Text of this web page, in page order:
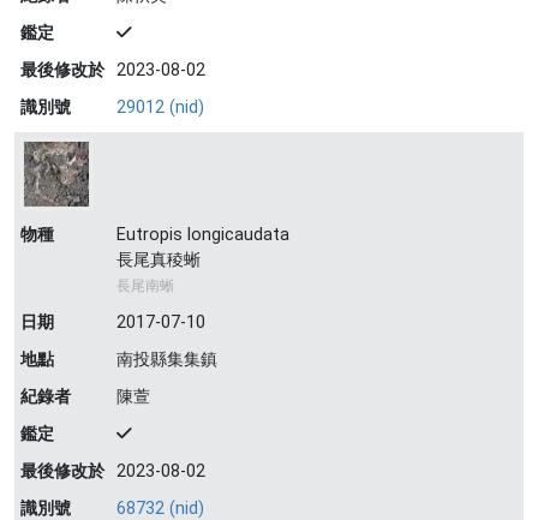
鑑定
最後修改於 2023-08-02
識別號
29012 (nid)
物種
Eutropis longicaudata
長尾真稜蜥
長尾南蜥
日期
2017-07-10
地點
南投縣集集鎮
紀錄者
陳萱
鑑定
最後修改於 2023-08-02
識別號
68732 (nid)